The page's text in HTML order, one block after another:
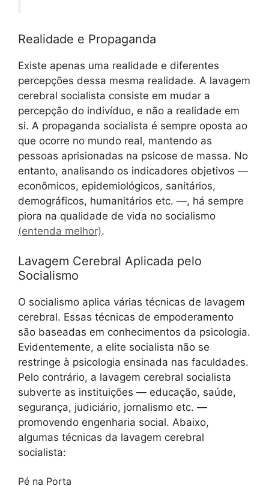
Realidade e Propaganda
Existe apenas uma realidade e diferentes
percepções dessa mesma realidade. A lavagem
cerebral socialista consiste em mudar a
percepção do indivíduo, e não a realidade em
si. A propaganda socialista é sempre oposta ao
que ocorre no mundo real, mantendo as
pessoas aprisionadas na psicose de massa. No
entanto, analisando os indicadores objetivos —
econômicos, epidemiológicos, sanitários,
demográficos, humanitários etc. —, há sempre
piora na qualidade de vida no socialismo
(entenda melhor).
Lavagem Cerebral Aplicada pelo
Socialismo
O socialismo aplica várias técnicas de lavagem
cerebral. Essas técnicas de empoderamento
são baseadas em conhecimentos da psicologia.
Evidentemente, a elite socialista não se
restringe à psicologia ensinada nas faculdades.
Pelo contrário, a lavagem cerebral socialista
subverte as instituições — educação, saúde,
segurança, judiciário, jornalismo etc. —
promovendo engenharia social. Abaixo,
algumas técnicas da lavagem cerebral
socialista:
Pé na Porta